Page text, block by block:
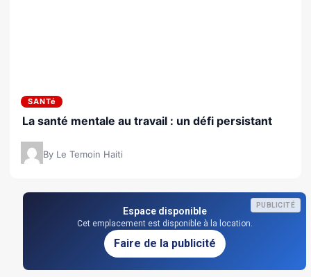
SANTé
La santé mentale au travail : un défi persistant
By Le Temoin Haiti
PUBLICITÉ
Espace disponible
Cet emplacement est disponible à la location.
Faire de la publicité